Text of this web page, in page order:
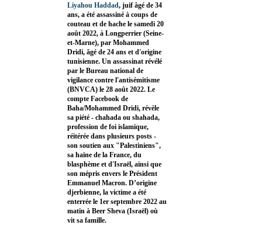
Liyahou Haddad, juif âgé de 34
ans, a été assassiné à coups de
couteau et de hache le samedi 20
août 2022, à Longperrier (Seine-
et-Marne), par Mohammed
Dridi, âgé de 24 ans et d'origine
tunisienne. Un assassinat révélé
par le Bureau national de
vigilance contre l'antisémitisme
(BNVCA) le 28 août 2022. Le
compte Facebook de
Baha/Mohammed Dridi, révèle
sa piété - chahada ou shahada,
profession de foi islamique,
réitérée dans plusieurs posts -
son soutien aux "Palestiniens",
sa haine de la France, du
blasphème et d'Israël, ainsi que
son mépris envers le Président
Emmanuel Macron. D’origine
djerbienne, la victime a été
enterrée le 1er septembre 2022 au
matin à Beer Sheva (Israël) où
vit sa famille.